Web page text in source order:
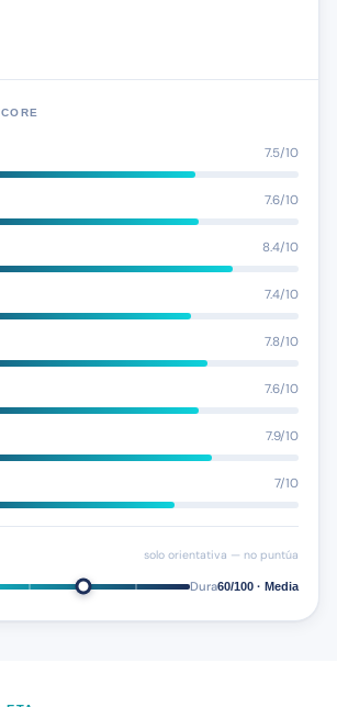
7.5/10
7.6/10
8.4/10
7.4/10
7.8/10
7.6/10
7.9/10
7/10
solo orientativa — no puntúa
Dura60/100 · Media